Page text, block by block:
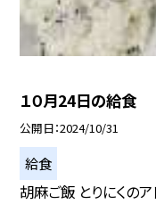
１０月24日の給食
公開日 2024/10/31
給食
胡麻ご飯 とりにくの